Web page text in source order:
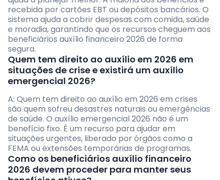
recebida por cartões EBT ou depósitos bancários. O
sistema ajuda a cobrir despesas com comida, saúde
e moradia, garantindo que os recursos cheguem aos
beneficiários auxílio financeiro 2026 de forma
segura.
Quem tem direito ao auxílio em 2026 em
situações de crise e existirá um auxílio
emergencial 2026?
A: Quem tem direito ao auxílio em 2026 em crises
são quem sofreu desastres naturais ou emergências
de saúde. O auxílio emergencial 2026 não é um
benefício fixo. É um recurso para ajudar em
situações urgentes, liberado por órgãos como a
FEMA ou extensões temporárias de programas.
Como os beneficiários auxílio financeiro
2026 devem proceder para manter seus